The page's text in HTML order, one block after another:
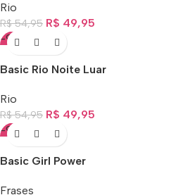
Rio
R$54,95 R$ 49,95
-9%
Basic Rio Noite Luar
Rio
R$54,95 R$ 49,95
-9%
Basic Girl Power
Frases